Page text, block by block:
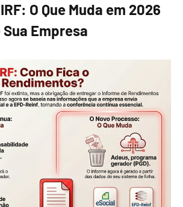
O Que Muda em 2026
Empresa